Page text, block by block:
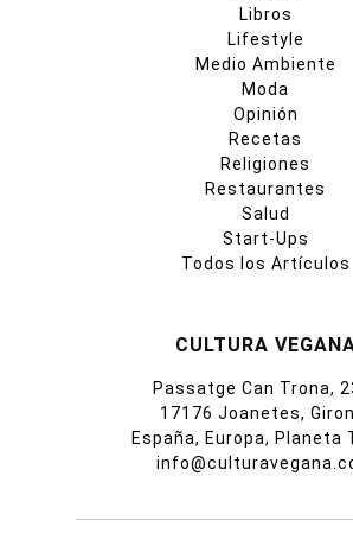
Libros
Lifestyle
Medio Ambiente
Moda
Opinión
Recetas
Religiones
Restaurantes
Salud
Start-Ups
Todos los Artículos
CULTURA
Passatge Can Trona,
17176 Joanetes,
España, Europa, Planeta